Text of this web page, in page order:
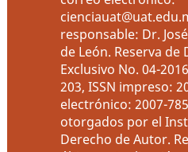
responsable: Dr.
de León. Reserva de
Exclusivo No. 04-
203, ISSN impreso:
electrónico: 2007-
otorgados por el
Derecho de Autor.